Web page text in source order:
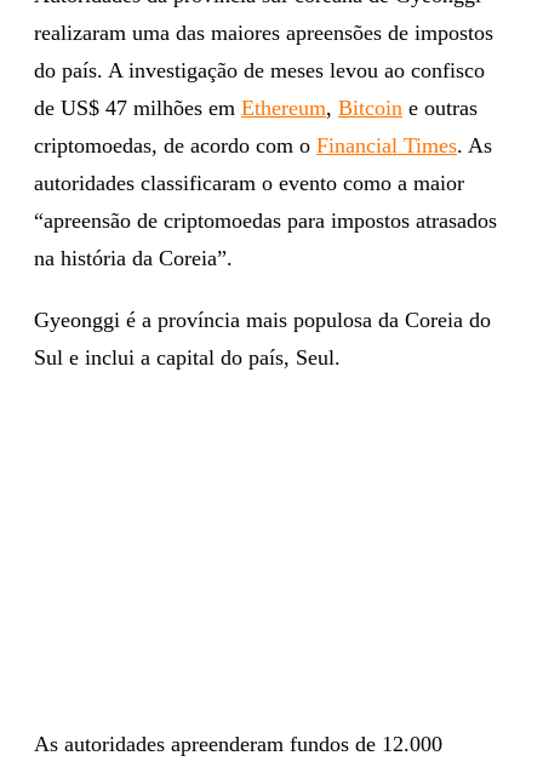
realizaram uma das maiores apreensões de impostos
do país. A investigação de meses levou ao confisco
de US$ 47 milhões em Ethereum, Bitcoin e outras
criptomoedas, de acordo com o Financial Times. As
autoridades classificaram o evento como a maior
“apreensão de criptomoedas para impostos atrasados ​​
na história da Coreia”.
Gyeonggi é a província mais populosa da Coreia do
Sul e inclui a capital do país, Seul.
As autoridades apreenderam fundos de 12.000